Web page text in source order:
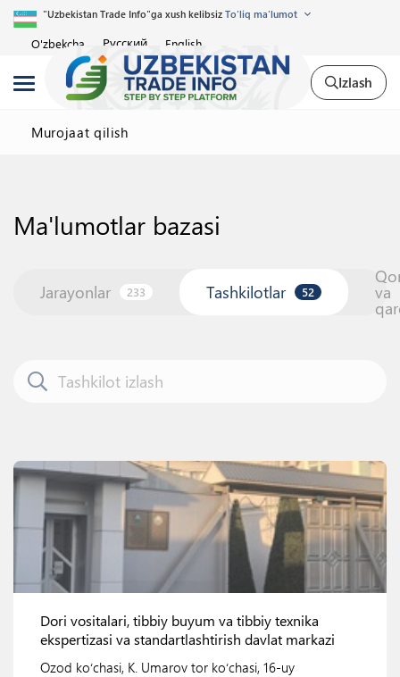
"Uzbekistan Trade Info"ga xush kelibsiz To'liq ma'lumot
O'zbekcha Русский English
Izlash
Murojaat qilish
Ma'lumotlar bazasi
Jarayonlar 233 Tashkilotlar 52 va
Dori vositalari, tibbiy buyum va tibbiy texnika
ekspertizasi va standartlashtirish davlat markazi
Ozod koʻchasi, K. Umarov tor koʻchasi, 16-uy